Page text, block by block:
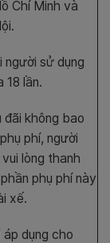
Chí Minh và
người sử dụng
18 lần.
đãi không bao
phí, người
lòng thanh
phụ phí này
xế.
áp dụng cho